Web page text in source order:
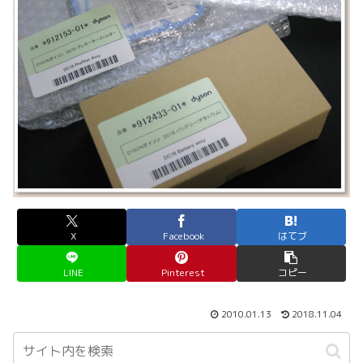
X Facebook はてブ
LINE Pinterest コピー
2010.01.13 2018.11.04